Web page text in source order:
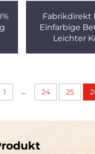
Fabrikdirekt
Einfarbige
Leichter
1 ... 24 25